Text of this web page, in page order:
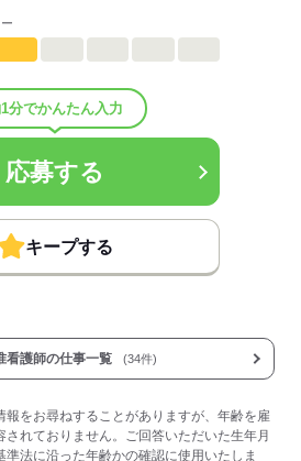
有
応募する
分でかんたん入力
応募する
キープする
看護師の仕事一覧 (34件)
報をお尋ねすることがありますが、年齢を雇
れておりません。ご回答いただいた生年月
準法に沿った年齢かの確認に使用いたしま